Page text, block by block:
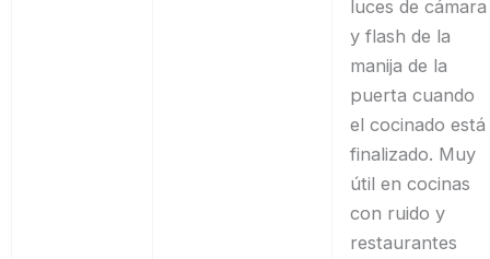
luces de cámara
y flash de la
manija de la
puerta cuando
el cocinado está
finalizado. Muy
útil en cocinas
con ruido y
restaurantes